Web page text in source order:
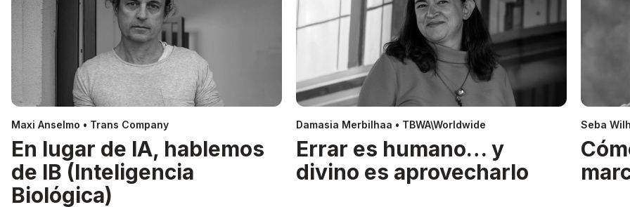
Maxi Anselmo • Trans Company
En lugar de IA, hablemos
de IB (Inteligencia
Biológica)
Damasia Merbilhaa • TBWA\Worldwide
Errar es humano… y
divino es aprovecharlo
Seba